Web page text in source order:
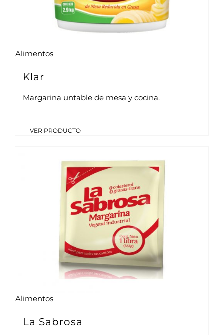
Alimentos
Klar
Margarina untable de mesa y cocina.
VER PRODUCTO
Alimentos
La Sabrosa